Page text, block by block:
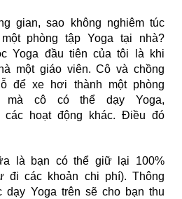
gian, sao không nghiêm túc
phòng tập Yoga tại nhà?
Yoga đầu tiên của tôi là khi
một giáo viên. Cô và chồng
để xe hơi thành một phòng
mà cô có thể dạy Yoga,
các hoạt động khác. Điều đó
là bạn có thể giữ lại 100%
đi các khoản chi phí). Thông
dạy Yoga trên sẽ cho bạn thu